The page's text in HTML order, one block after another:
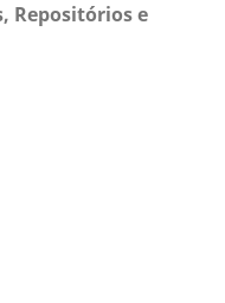
Repositórios e